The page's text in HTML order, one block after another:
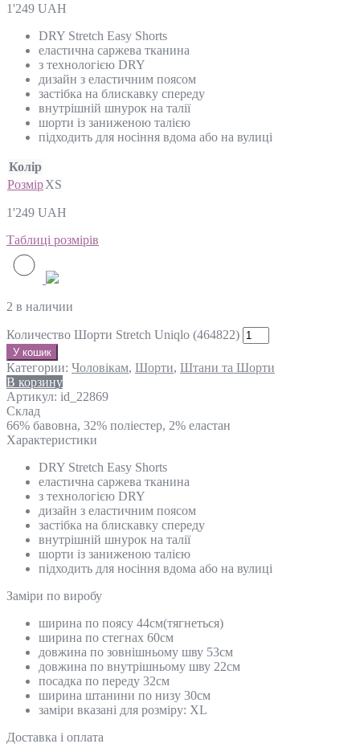
1'249 UAH
DRY Stretch Easy Shorts
еластична саржева тканина
з технологією DRY
дизайн з еластичним поясом
застібка на блискавку спереду
внутрішній шнурок на талії
шорти із заниженою талією
підходить для носіння вдома або на вулиці
Колір
РозмірXS
1'249 UAH
Таблиці розмірів
2 в наличии
Количество Шорти Stretch Uniqlo (464822)
У кошик
Категории: Чоловікам, Шорти, Штани та Шорти
В корзину
Артикул: id_22869
Склад
66% бавовна, 32% поліестер, 2% еластан
Характеристики
DRY Stretch Easy Shorts
еластична саржева тканина
з технологією DRY
дизайн з еластичним поясом
застібка на блискавку спереду
внутрішній шнурок на талії
шорти із заниженою талією
підходить для носіння вдома або на вулиці
Замiри по виробу
ширина по поясу 44см(тягнеться)
ширина по стегнах 60см
довжина по зовнішньому шву 53см
довжина по внутрішньому шву 22см
посадка по переду 32см
ширина штанини по низу 30см
заміри вказані для розміру: XL
Доставка і оплата